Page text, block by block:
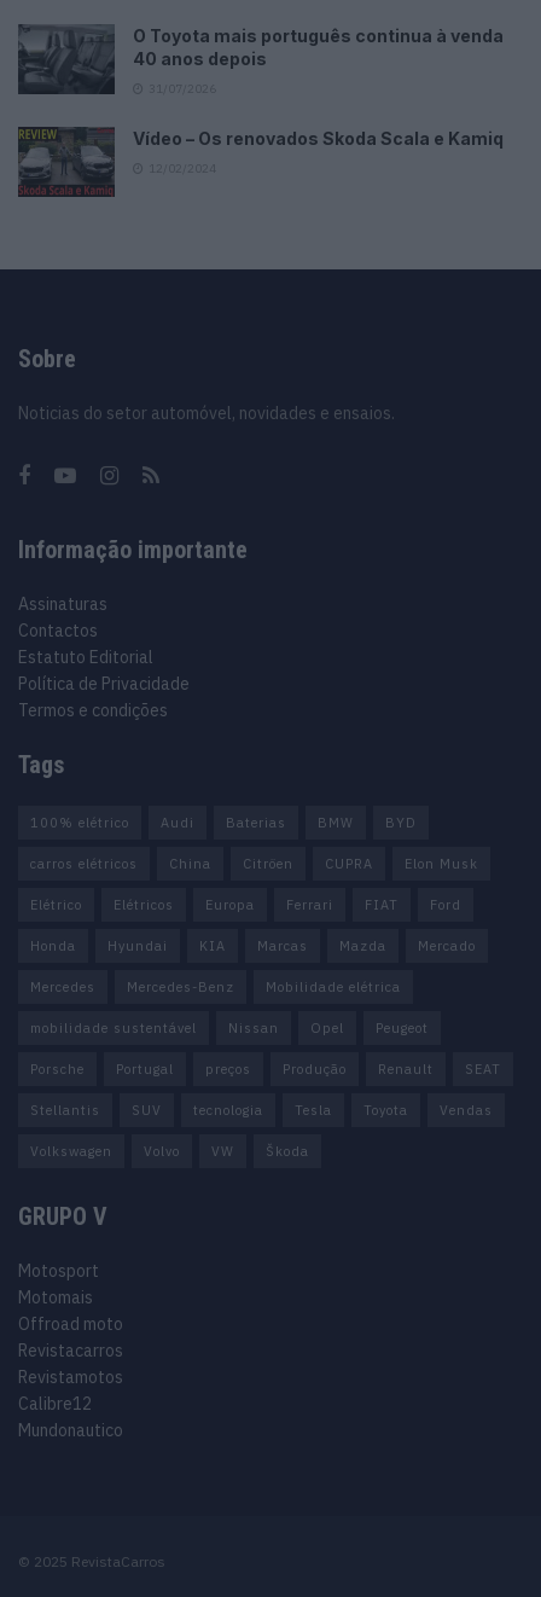
O Toyota mais português continua à venda
40 anos depois
Vídeo – Os renovados Skoda Scala e Kamiq
Sobre
Noticias do setor automóvel, novidades e ensaios.
Informação importante
Assinaturas
Contactos
Estatuto Editorial
Política de Privacidade
Termos e condições
Tags
100% elétrico Audi Baterias BMW BYD
carros elétricos China Citröen CUPRA Elon Musk
Elétrico Elétricos Europa Ferrari FIAT Ford
Honda Hyundai KIA Marcas Mazda Mercado
Mercedes Mercedes-Benz Mobilidade elétrica
mobilidade sustentável Nissan Opel Peugeot
Porsche Portugal preços Produção Renault SEAT
Stellantis SUV tecnologia Tesla Toyota Vendas
Volkswagen Volvo VW Škoda
GRUPO V
Motosport
Motomais
Offroad moto
Revistacarros
Revistamotos
Calibre12
Mundonautico
© 2025 RevistaCarros